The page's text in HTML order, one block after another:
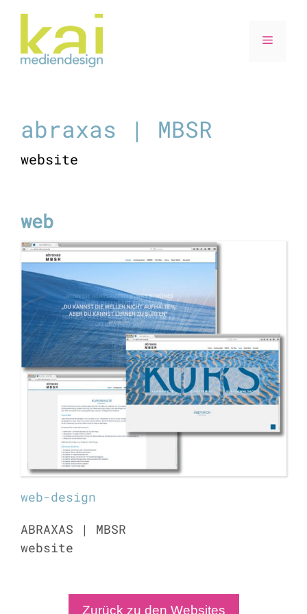
springen
Menü
abraxas | MBSR
website
web
web-design
ABRAXAS | MBSR
website
Zurück zu den Websites